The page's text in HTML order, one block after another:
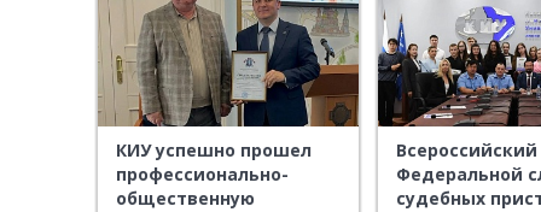
КИУ успешно прошел
профессионально-
общественную
Всероссийский
Федеральной
судебных